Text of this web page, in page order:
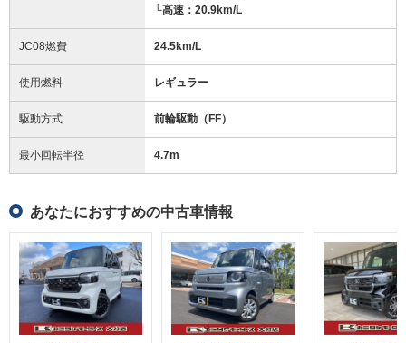
└高速：20.9km/L
JC08燃費 24.5km/L
使用燃料 レギュラー
駆動方式 前輪駆動（FF）
最小回転半径 4.7m
あなたにおすすめの中古車情報